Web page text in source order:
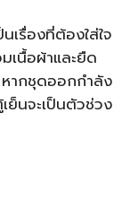
เรื่องที่ต้องใส่ใจ
เนื้อผ้าและยืด
ากชุดออกกำลัง
ย็นจะเป็นตัวช่วง